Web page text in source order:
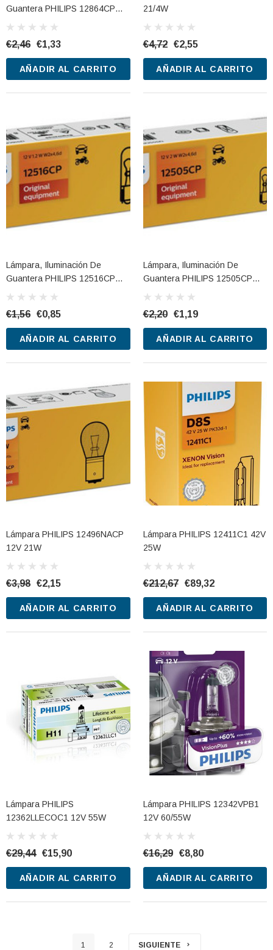
Guantera PHILIPS 12864CP
12V 5W
€2,46 €1,33
AÑADIR AL CARRITO
21/4W
€4,72 €2,55
AÑADIR AL CARRITO
Lámpara, Iluminación De
Guantera PHILIPS 12516CP
€1,56 €0,85
AÑADIR AL CARRITO
Lámpara, Iluminación De
Guantera PHILIPS 12505CP
€2,20 €1,19
AÑADIR AL CARRITO
Lámpara PHILIPS 12496NACP
12V 21W
€3,98 €2,15
AÑADIR AL CARRITO
Lámpara PHILIPS 12411C1 42V
25W
€212,67 €89,32
AÑADIR AL CARRITO
Lámpara PHILIPS
12362LLECOC1 12V 55W
€29,44 €15,90
AÑADIR AL CARRITO
Lámpara PHILIPS 12342VPB1
12V 60/55W
€16,29 €8,80
AÑADIR AL CARRITO
1 2 SIGUIENTE